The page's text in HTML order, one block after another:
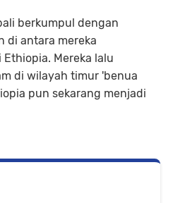
berkumpul dengan
di antara mereka
Mereka lalu
di wilayah timur 'benua
pun sekarang menjadi